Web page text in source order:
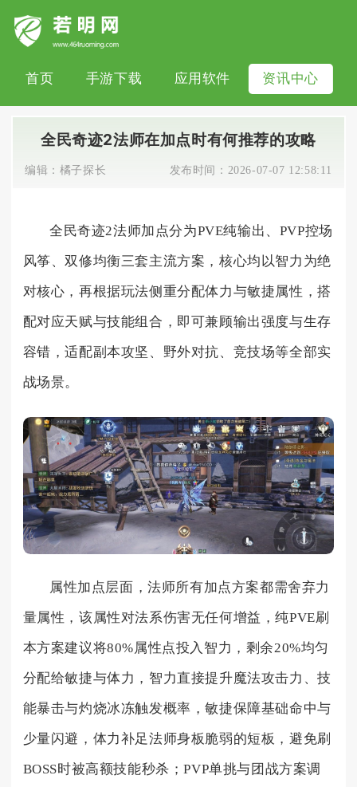
首页 手游下载 应用软件 资讯中心
全民奇迹2法师在加点时有何推荐的攻略
编辑： 橘子探长 发布时间： 2026-07-07 12:58:11
全民奇迹2法师加点分为PVE纯输出、PVP控场
风筝、双修均衡三套主流方案，核心均以智力为绝
对核心，再根据玩法侧重分配体力与敏捷属性，搭
配对应天赋与技能组合，即可兼顾输出强度与生存
容错，适配副本攻坚、野外对抗、竞技场等全部实
战场景。
属性加点层面，法师所有加点方案都需舍弃力
量属性，该属性对法系伤害无任何增益，纯PVE刷
本方案建议将80%属性点投入智力，剩余20%均匀
分配给敏捷与体力，智力直接提升魔法攻击力、技
能暴击与灼烧冰冻触发概率，敏捷保障基础命中与
少量闪避，体力补足法师身板脆弱的短板，避免刷
BOSS时被高额技能秒杀；PVP单挑与团战方案调